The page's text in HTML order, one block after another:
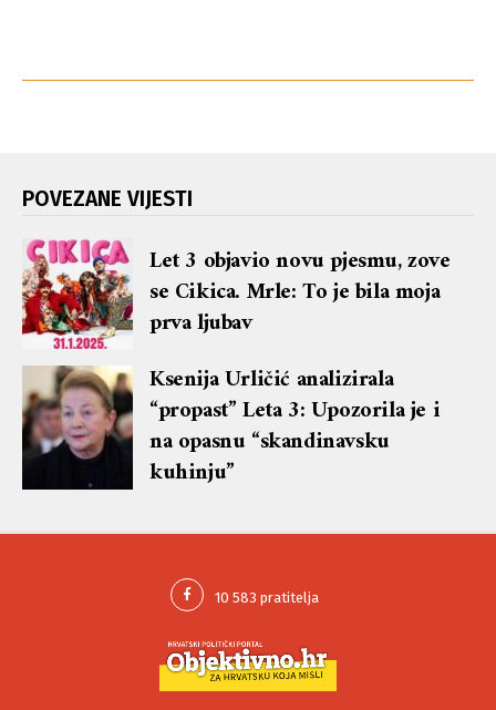
POVEZANE VIJESTI
Let 3 objavio novu pjesmu, zove
se Cikica. Mrle: To je bila moja
prva ljubav
Ksenija Urličić analizirala
“propast” Leta 3: Upozorila je i
na opasnu “skandinavsku
kuhinju”